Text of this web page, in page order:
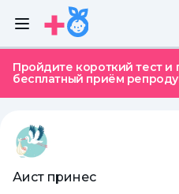
Пройдите короткий тест и
бесплатный приём
Аист принес